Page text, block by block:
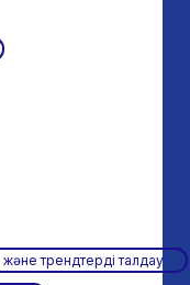
трендтерді талдау